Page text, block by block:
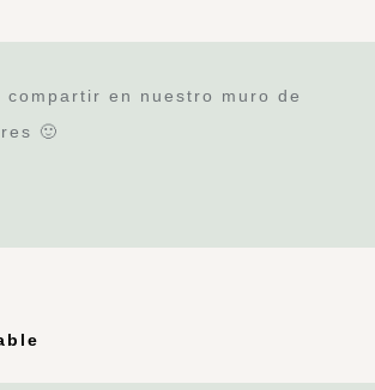
en nuestro muro de
🙂